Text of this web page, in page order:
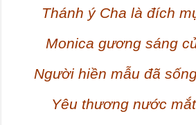
Thánh ý Cha là đích
Monica gương sáng
Người hiền mẫu đã
Yêu thương nước